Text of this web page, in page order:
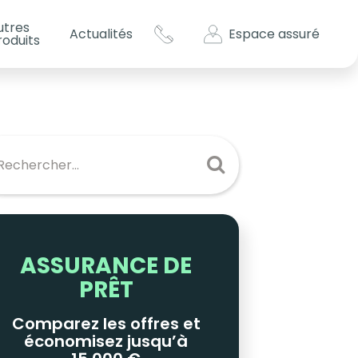
?
Actualités Espace assuré
ASSURANCE DE
PRÊT
Comparez les offres et
économisez jusqu’à